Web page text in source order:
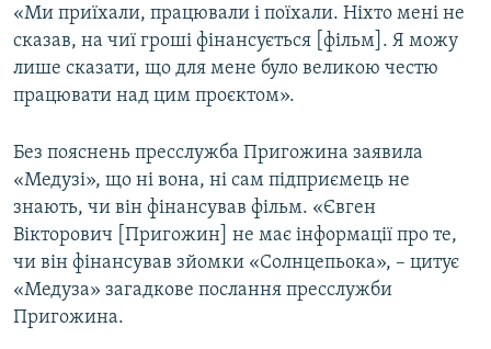
«Ми приїхали, працювали і поїхали. Ніхто мені не
сказав, на чиї гроші фінансується [фільм]. Я можу
лише сказати, що для мене було великою честю
працювати над цим проєктом».
Без пояснень пресслужба Пригожина заявила
«Медузі», що ні вона, ні сам підприємець не
знають, чи він фінансував фільм. «Євген
Вікторович [Пригожин] не має інформації про те,
чи він фінансував зйомки «Солнцепьока», – цитує
«Медуза» загадкове послання пресслужби
Пригожина.